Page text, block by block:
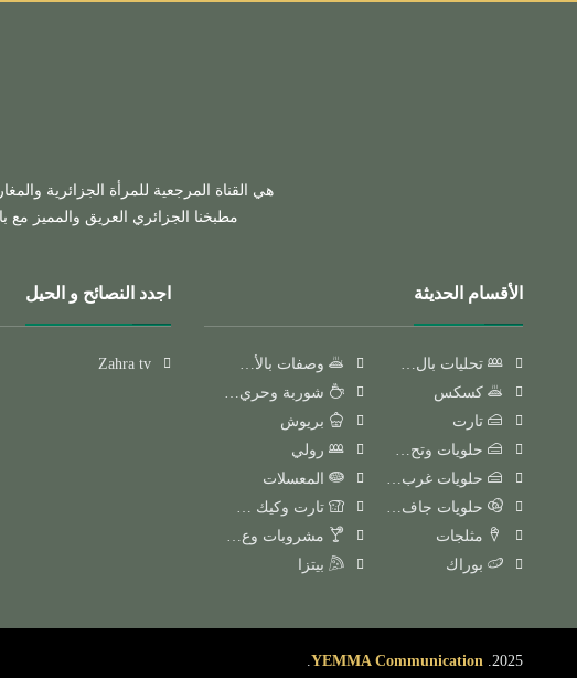
هي القناة المرجعية للمرأة الجزائرية
مطبخنا الجزائري العريق والمميز مع
الأقسام الحديثة
وصفات بالأ…
تحليات بال…
شوربة وحري…
كسكس
بريوش
تارت
رولي
حلويات وتح…
المعسلات
حلويات غرب…
تارت وكيك …
حلويات جاف…
مشروبات وع…
مثلجات
بيتزا
بوراك
اجدد النصائح و الحيل
Zahra tv
2025.
YEMMA Communication
.